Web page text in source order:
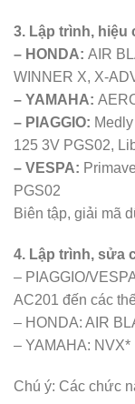
3. Lập trình, hiệu
– HONDA: AIR
WINNER X, X-
– YAMAHA:
– PIAGGIO:
125 3V PGS02,
– VESPA:
PGS02
Biên tập, giải mã
4. Lập trình, sửa
– PIAGGIO/
AC201 đến các
– HONDA: AIR
– YAMAHA: NVX*
Chú ý: Các chức